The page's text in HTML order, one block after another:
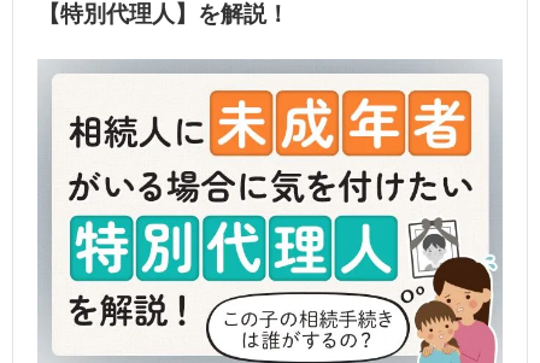
【特別代理人】を解説！